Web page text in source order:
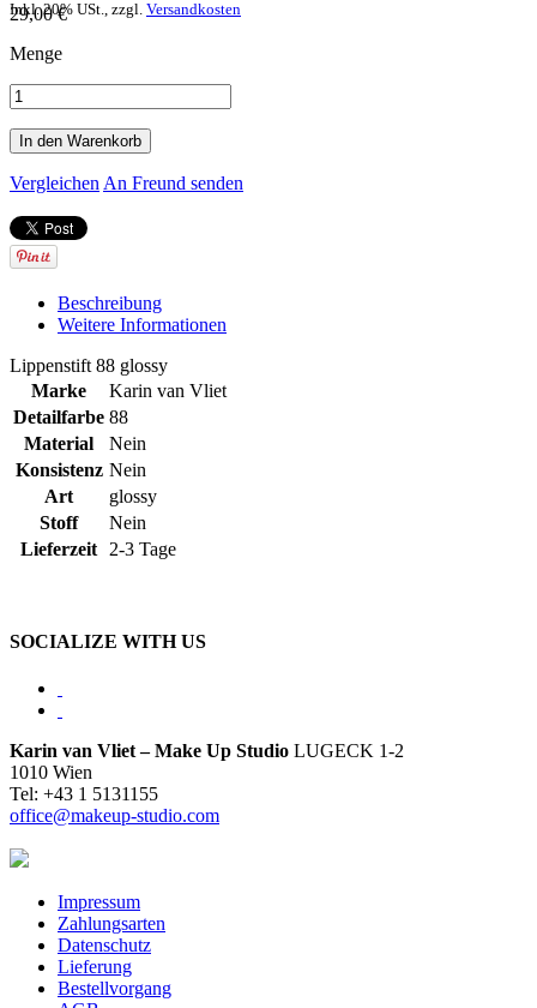
29,00 €
Inkl. 20% USt., zzgl. Versandkosten
Menge
In den Warenkorb
Vergleichen An Freund senden
Beschreibung
Weitere Informationen
Lippenstift 88 glossy
Marke
Karin van Vliet
Detailfarbe 88
Material
Nein
Konsistenz Nein
Art
glossy
Stoff
Nein
Lieferzeit
2-3 Tage
SOCIALIZE WITH US
Karin van Vliet – Make Up Studio LUGECK 1-2
1010 Wien
Tel: +43 1 5131155
office@makeup-studio.com
Impressum
Zahlungsarten
Datenschutz
Lieferung
Bestellvorgang